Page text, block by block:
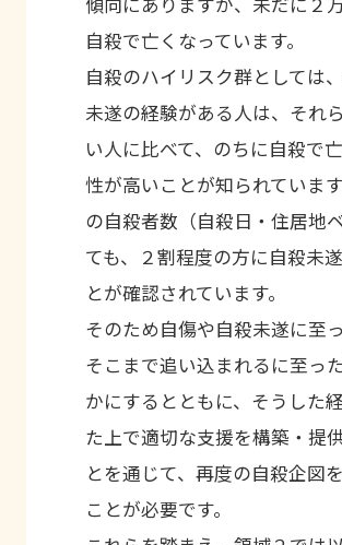
自殺で亡くなっています。
自殺のハイリスク群としては
未遂の経験がある人は、それ
い人に比べて、のちに自殺で
性が高いことが知られていま
の自殺者数（自殺日・住居地
ても、２割程度の方に自殺未
とが確認されています。
そのため自傷や自殺未遂に至
そこまで追い込まれるに至っ
かにするとともに、そうした
た上で適切な支援を構築・提
とを通じて、再度の自殺企図
ことが必要です。